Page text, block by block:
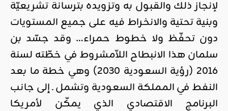
لإنجاز ذلك والقبول به وتزويده بترسانة تشريعيّة
وبنية تحتية والانخراط فيه على جميع المستويات
دون تحفّظ ولا خطوط حمراء… وقد جسّد بن
سلمان هذا الانبطاح اللاّمشروط في خطّته لسنة
2016 (رؤية السعودية 2030) وهي خطة ما بعد
النفط في المملكة السعودية وتشمل ـ إلى جانب
البرنامج الاقتصادي الذي يمكّن لأمريكا